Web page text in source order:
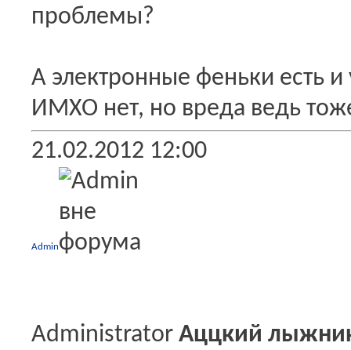
проблемы?
А электронные феньки есть
ИМХО нет, но вреда ведь
21.02.2012 12:00
Admin
Administrator Аццкий